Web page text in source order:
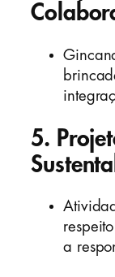
5.
a